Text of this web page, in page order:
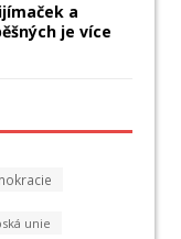
a
je více
unie